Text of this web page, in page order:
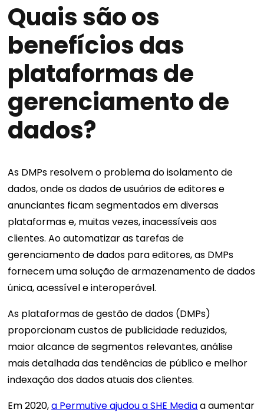
Quais são os
benefícios das
plataformas de
gerenciamento de
dados?
As DMPs resolvem o problema do isolamento de
dados, onde os dados de usuários de editores e
anunciantes ficam segmentados em diversas
plataformas e, muitas vezes, inacessíveis aos
clientes. Ao automatizar as tarefas de
gerenciamento de dados para editores, as DMPs
fornecem uma solução de armazenamento de dados
única, acessível e interoperável.
As plataformas de gestão de dados (DMPs)
proporcionam custos de publicidade reduzidos,
maior alcance de segmentos relevantes, análise
mais detalhada das tendências de público e melhor
indexação dos dados atuais dos clientes.
Em 2020,a Permutive ajudou a SHE Mediaa aumentar